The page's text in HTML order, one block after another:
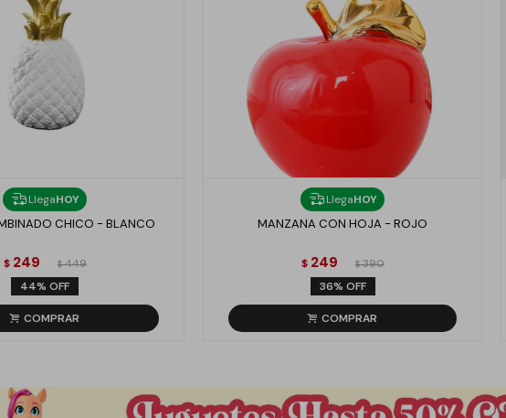
LlegaHOY
CHICO - BLANCO
$ 249 $ 449
44
LlegaHOY
MANZANA CON HOJA - ROJO
$ 249 $ 390
36